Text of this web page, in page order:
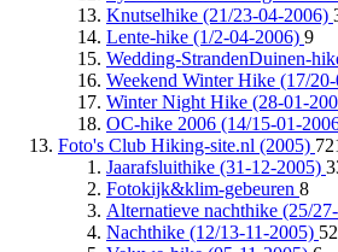
Knutselhike (21/23-04-2006)
Lente-hike (1/2-04-2006) 9
Wedding-StrandenDuinen-
Weekend Winter Hike (17/
Winter Night Hike (28-01-
OC-hike 2006 (14/15-01-
Foto's Club Hiking-site.nl (2005)
Jaarafsluithike (31-12-2005)
Fotokijk&klim-gebeuren 8
Alternatieve nachthike (25/
Nachthike (12/13-11-2005) 52